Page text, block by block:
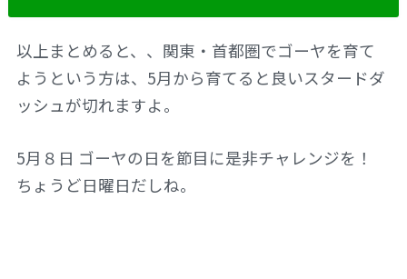
以上まとめると、、関東・首都圏でゴーヤを育て
ようという方は、5月から育てると良いスタードダ
ッシュが切れますよ。
5月８日 ゴーヤの日を節目に是非チャレンジを！
ちょうど日曜日だしね。